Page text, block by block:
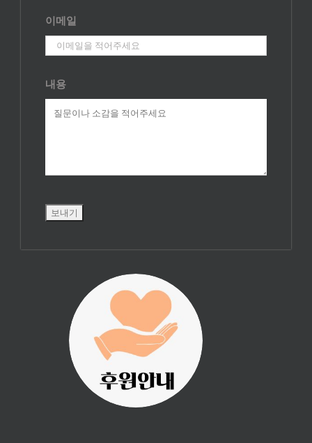
이메일
내용
진리횃불 사역은
여러분의 후원으
로 이루어집니다.